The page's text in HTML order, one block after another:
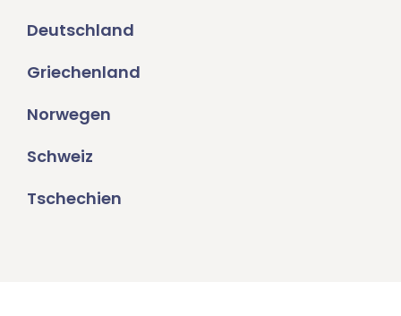
Deutschland
Griechenland
Norwegen
Schweiz
Tschechien